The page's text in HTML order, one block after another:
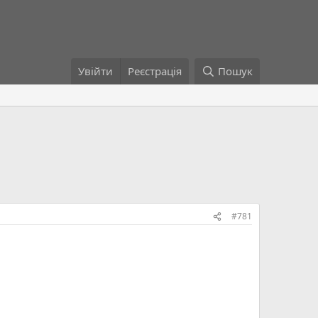
Увійти Реєстрація Пошук
#781